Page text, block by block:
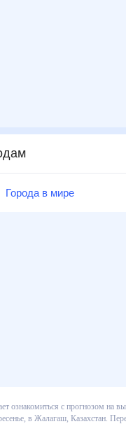
Города в мире
ознакомиться с
и воскресенье, в